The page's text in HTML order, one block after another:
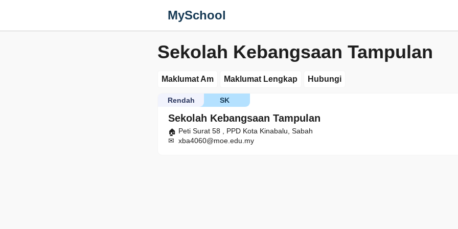
MySchool
Sekolah Kebangsaan Tampulan
Maklumat Am Maklumat Lengkap Hubungi
Sekolah Kebangsaan Tampulan
SK
Rendah
Peti Surat 58 , PPD Kota Kinabalu, Sabah
xba4060@moe.edu.my